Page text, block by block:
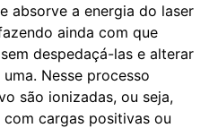
absorve a energia do laser
ainda com que
despedaçá-las e alterar
Nesse processo
são ionizadas, ou seja,
cargas positivas ou